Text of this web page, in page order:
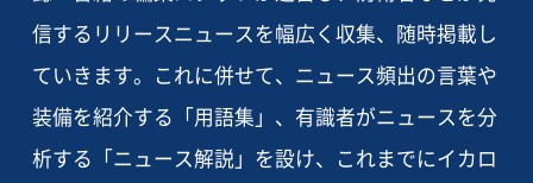
信するリリースニュースを幅広く収集、随時掲載し
ていきます。これに併せて、ニュース頻出の言葉や
装備を紹介する「用語集」、有識者がニュースを分
析する「ニュース解説」を設け、これまでにイカロ